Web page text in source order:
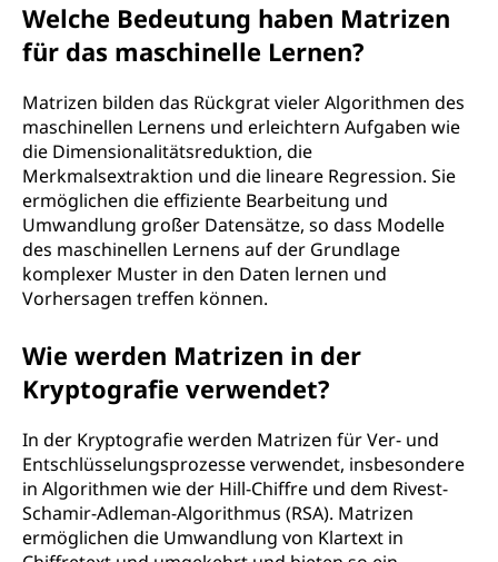
Welche Bedeutung haben Matrizen
für das maschinelle Lernen?
Matrizen bilden das Rückgrat vieler Algorithmen des
maschinellen Lernens und erleichtern Aufgaben wie
die Dimensionalitätsreduktion, die
Merkmalsextraktion und die lineare Regression. Sie
ermöglichen die effiziente Bearbeitung und
Umwandlung großer Datensätze, so dass Modelle
des maschinellen Lernens auf der Grundlage
komplexer Muster in den Daten lernen und
Vorhersagen treffen können.
Wie werden Matrizen in der
Kryptografie verwendet?
In der Kryptografie werden Matrizen für Ver- und
Entschlüsselungsprozesse verwendet, insbesondere
in Algorithmen wie der Hill-Chiffre und dem Rivest-
Schamir-Adleman-Algorithmus (RSA). Matrizen
ermöglichen die Umwandlung von Klartext in